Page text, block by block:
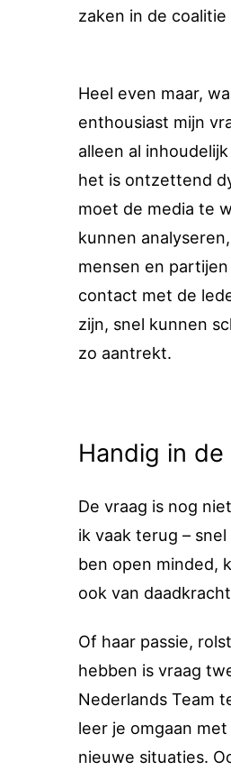
zaken in de
Heel even maar,
enthousiast mijn
alleen al
het is ontzettend
moet de media te
kunnen
mensen en
contact met de
zijn, snel kunnen
zo aantrekt.
Handig in
De vraag is nog
ik vaak terug –
ben open minded,
ook van
Of haar passie,
hebben is vraag
Nederlands Team
leer je omgaan
nieuwe situaties.